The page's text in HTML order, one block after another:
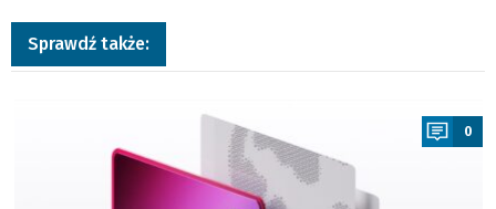
Sprawdź także:
0